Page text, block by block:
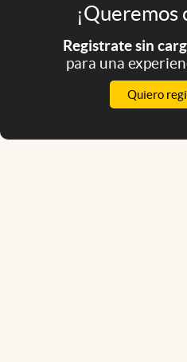
¡Queremos
Registrate sin
para una
Quiero